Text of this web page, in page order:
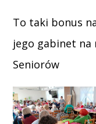
To taki bonus
jego gabinet na
Seniorów